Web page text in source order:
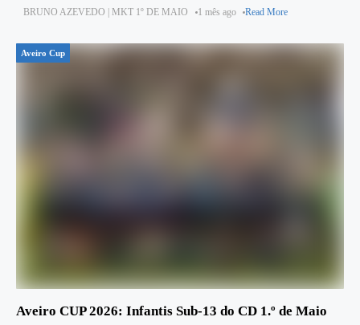
resiliência
BRUNO AZEVEDO | MKT 1º DE MAIO 1 mês ago Read More
Aveiro Cup
Aveiro CUP 2026: Infantis Sub‑13 do CD 1.º de Maio